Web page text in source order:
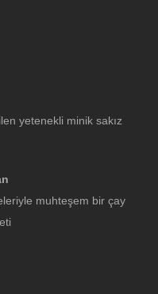
yetenekli minik sakız
muhteşem bir çay